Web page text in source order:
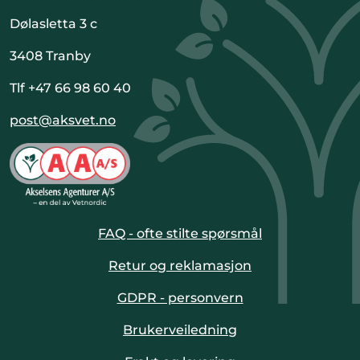
Dølasletta 3 c
3408 Tranby
Tlf +47 66 98 60 40
post@aksvet.no
FAQ - ofte stilte spørsmål
Retur og reklamasjon
GDPR - personvern
Brukerveiledning